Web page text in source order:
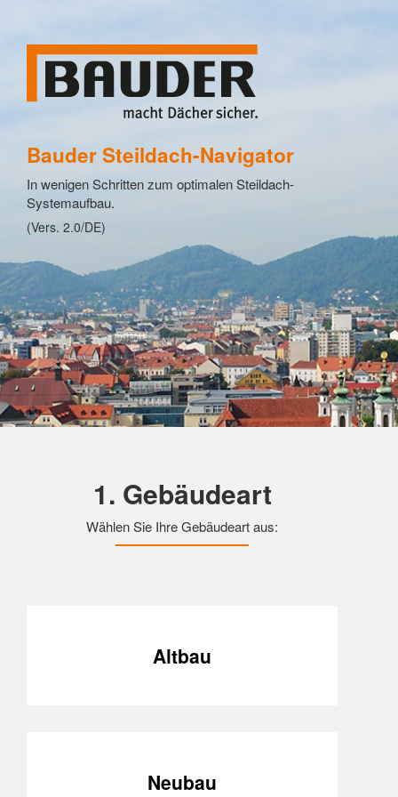
Bauder Steildach-Navigator
In wenigen Schritten zum optimalen Steildach-
Systemaufbau.
(Vers. 2.0/DE)
1. Gebäudeart
Wählen Sie Ihre Gebäudeart aus:
Altbau
Neubau